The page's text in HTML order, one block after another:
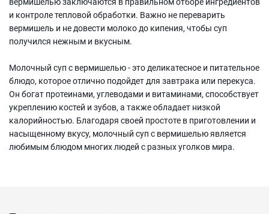
и контроле тепловой обработки. Важно не переварить
вермишель и не довести молоко до кипения, чтобы суп
получился нежным и вкусным.
Молочный суп с вермишелью - это деликатесное и питательное
блюдо, которое отлично подойдет для завтрака или перекуса.
Он богат протеинами, углеводами и витаминами, способствует
укреплению костей и зубов, а также обладает низкой
калорийностью. Благодаря своей простоте в приготовлении и
насыщенному вкусу, молочный суп с вермишелью является
любимым блюдом многих людей с разных уголков мира.